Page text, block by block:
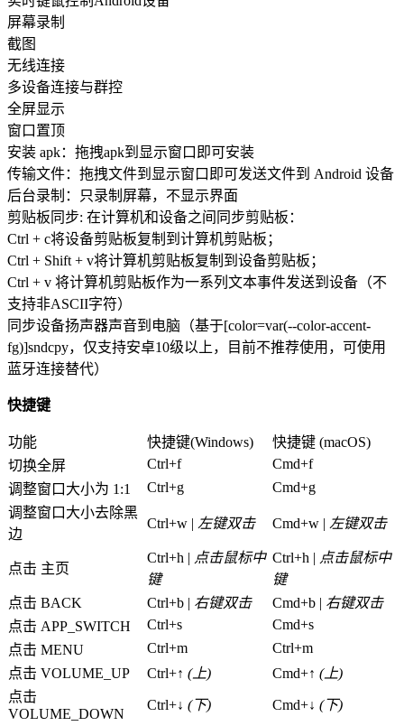
屏幕录制
截图
无线连接
多设备连接与群控
全屏显示
窗口置顶
安装 apk：拖拽apk到显示窗口即可安装
传输文件：拖拽文件到显示窗口即可发送文件到 Android 设备
后台录制：只录制屏幕，不显示界面
剪贴板同步: 在计算机和设备之间同步剪贴板：
Ctrl + c将设备剪贴板复制到计算机剪贴板；
Ctrl + Shift + v将计算机剪贴板复制到设备剪贴板；
Ctrl + v 将计算机剪贴板作为一系列文本事件发送到设备（不
支持非ASCII字符）
同步设备扬声器声音到电脑（基于[color=var(--color-accent-
fg)]sndcpy，仅支持安卓10级以上，目前不推荐使用，可使用
蓝牙连接替代）
快捷键
功能 快捷键(Windows)
快捷键 (macOS)
切换全屏
Ctrl+f
Cmd+f
调整窗口大小为 1:1
Ctrl+g
Cmd+g
调整窗口大小去除黑
边
Ctrl+w | 左键双击 Cmd+w | 左键双击
点击 主页
Ctrl+h | 点击鼠标中
键
Ctrl+h | 点击鼠标中
键
点击 BACK
Ctrl+b | 右键双击 Cmd+b | 右键双击
点击 APP_SWITCH
Ctrl+s
Cmd+s
点击 MENU
Ctrl+m
Ctrl+m
点击 VOLUME_UP
Ctrl+↑ (上) Cmd+↑ (上)
点击
VOLUME_DOWN
Ctrl+↓ (下) Cmd+↓ (下)